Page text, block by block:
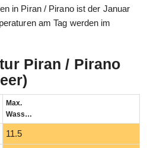
in Piran / Pirano ist der Januar
am Tag werden im
Piran / Pirano
Max.
Wassertemperatur (°C)
11.5